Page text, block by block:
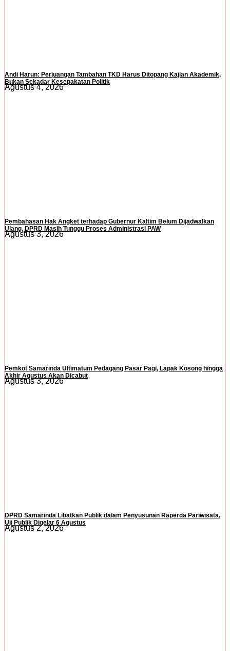
Andi Harun: Perjuangan Tambahan TKD Harus Ditopang Kajian Akademik,
Bukan Sekadar Kesepakatan Politik
Agustus 4, 2026
Pembahasan Hak Angket terhadap Gubernur Kaltim Belum Dijadwalkan
Ulang, DPRD Masih Tunggu Proses Administrasi PAW
Agustus 3, 2026
Pemkot Samarinda Ultimatum Pedagang Pasar Pagi, Lapak Kosong hingga
Akhir Agustus Akan Dicabut
Agustus 3, 2026
DPRD Samarinda Libatkan Publik dalam Penyusunan Raperda Pariwisata,
Uji Publik Digelar 6 Agustus
Agustus 2, 2026